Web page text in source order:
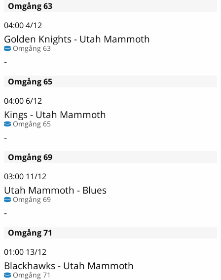
Omgång 63
04:004/12
Golden Knights - Utah Mammoth
Omgång 63
-
Omgång 65
04:00 6/12
Kings - Utah Mammoth
Omgång 65
-
Omgång 69
03:00 11/12
Utah Mammoth - Blues
Omgång 69
-
Omgång 71
01:00 13/12
Blackhawks - Utah Mammoth
Omgång 71